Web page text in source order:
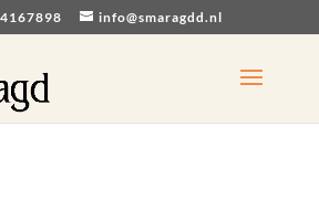
info@smaragdd.nl